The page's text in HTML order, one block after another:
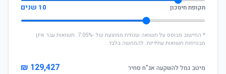
תקופת חיסכון 10 שנים
* החישוב מבוסס על תשואה שנתית ממוצעת של -7.05%. תשואות עבר אינן
מבטיחות תשואות עתידיות. להמחשה בלבד.
מיטב גמל להשקעה אג"ח סחיר 129,427 ₪